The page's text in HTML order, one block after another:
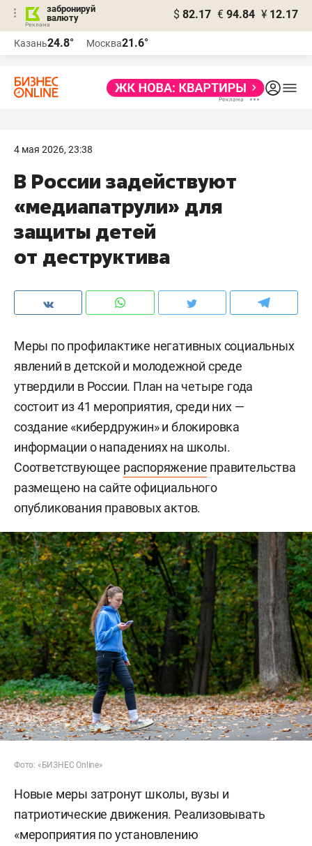
забронируй
валюту
$ 82.17 € 94.84 ¥ 12.17
Казань24.8° Москва21.6°
4 мая 2026, 23:38
В России задействуют
«медиапатрули» для
защиты детей
от деструктива
Меры по профилактике негативных социальных
явлений в детской и молодежной среде
утвердили в России. План на четыре года
состоит из 41 мероприятия, среди них —
создание «кибердружин» и блокировка
информации о нападениях на школы.
Соответствующее распоряжение правительства
размещено на сайте официального
опубликования правовых актов.
Фото: «БИЗНЕС Online»
Новые меры затронут школы, вузы и
патриотические движения. Реализовывать
«мероприятия по установлению